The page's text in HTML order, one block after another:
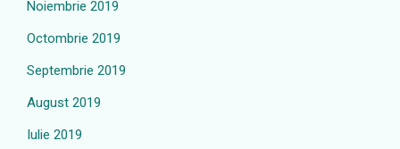
Noiembrie 2019
Octombrie 2019
Septembrie 2019
August 2019
Iulie 2019